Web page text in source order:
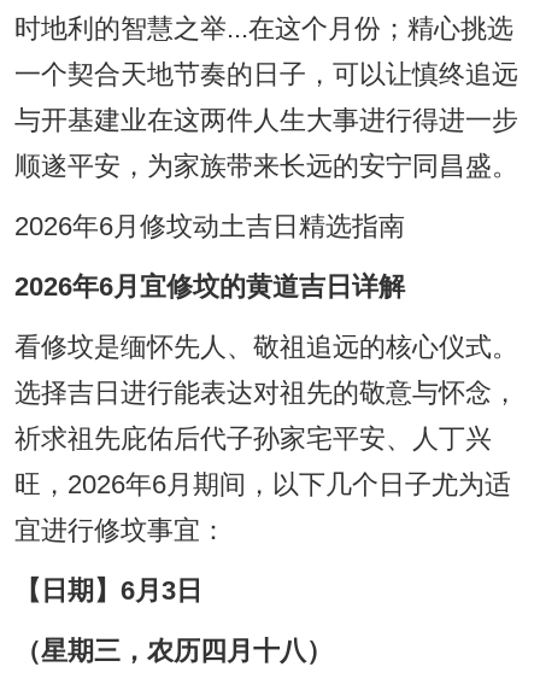
时地利的智慧之举...在这个月份；精心挑选
一个契合天地节奏的日子，可以让慎终追远
与开基建业在这两件人生大事进行得进一步
顺遂平安，为家族带来长远的安宁同昌盛。
2026年6月修坟动土吉日精选指南
2026年6月宜修坟的黄道吉日详解
看修坟是缅怀先人、敬祖追远的核心仪式。
选择吉日进行能表达对祖先的敬意与怀念，
祈求祖先庇佑后代子孙家宅平安、人丁兴
旺，2026年6月期间，以下几个日子尤为适
宜进行修坟事宜：
【日期】6月3日
（星期三，农历四月十八）